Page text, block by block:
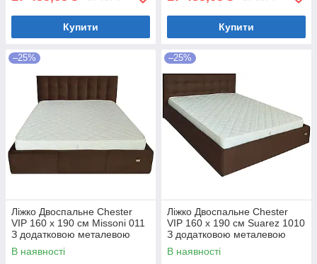
Купити Купити
–25%
Ліжко Двоспальне Chester
VIP 160 х 190 см Missoni 011
З додатковою металевою
цільнозварною рамою
Темно-коричневий
В наявності
–25%
Ліжко Двоспальне Chester
VIP 160 х 190 см Suarez 1010
З додатковою металевою
цільнозварною рамою
Коричневий
В наявності